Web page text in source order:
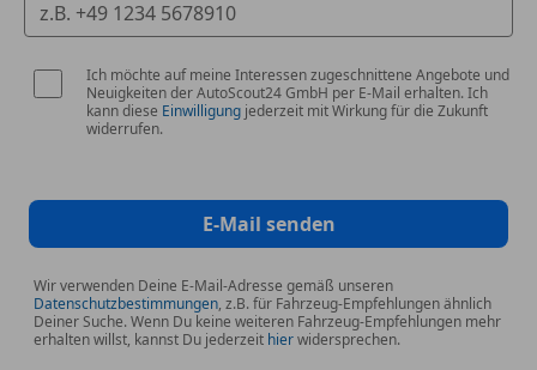
Ich möchte auf meine Interessen zugeschnittene Angebote und
Neuigkeiten der AutoScout24 GmbH per E-Mail erhalten. Ich
kann diese Einwilligung jederzeit mit Wirkung für die Zukunft
widerrufen.
E-Mail senden
Wir verwenden Deine E-Mail-Adresse gemäß unseren
Datenschutzbestimmungen, z.B. für Fahrzeug-Empfehlungen ähnlich
Deiner Suche. Wenn Du keine weiteren Fahrzeug-Empfehlungen mehr
erhalten willst, kannst Du jederzeit hierwidersprechen.